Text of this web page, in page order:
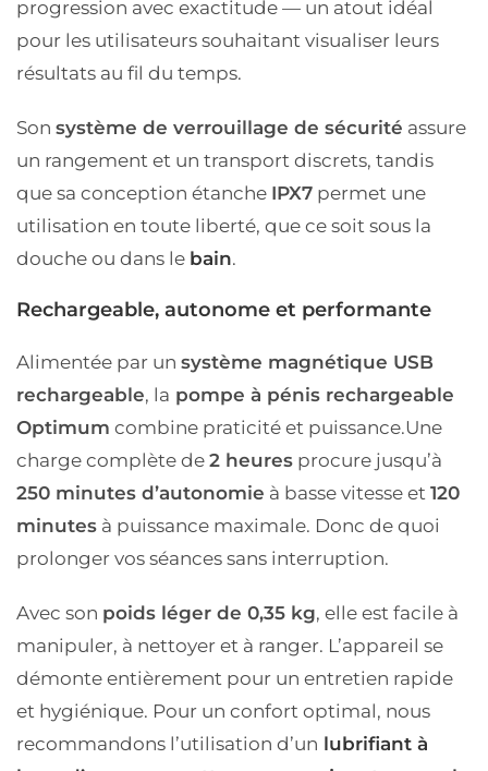
progression avec exactitude — un atout idéal
pour les utilisateurs souhaitant visualiser leurs
résultats au fil du temps.
Son système de verrouillage de sécurité assure
un rangement et un transport discrets, tandis
que sa conception étanche IPX7 permet une
utilisation en toute liberté, que ce soit sous la
douche ou dans le bain.
Rechargeable, autonome et performante
Alimentée par un système magnétique USB
rechargeable, la pompe à pénis rechargeable
Optimum combine praticité et puissance.Une
charge complète de 2 heures procure jusqu’à
250 minutes d’autonomie à basse vitesse et 120
minutes à puissance maximale. Donc de quoi
prolonger vos séances sans interruption.
Avec son poids léger de 0,35 kg, elle est facile à
manipuler, à nettoyer et à ranger. L’appareil se
démonte entièrement pour un entretien rapide
et hygiénique. Pour un confort optimal, nous
recommandons l’utilisation d’un lubrifiant à